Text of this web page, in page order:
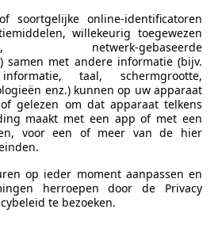
Benzine
Geel
kleur
GEEL/
1 Active Electric motor -
betrouwbare, elektrische
is de perfecte keuze. Met slechts
soortgelijke online-identificatoren
willekeurig toegewezen
netwerk-gebaseerde
samen met andere informatie (bijv.
taal, schermgrootte,
enz.) kunnen op uw apparaat
gelezen om dat apparaat telkens
maakt met een app of met een
voor een of meer van de hier
op ieder moment aanpassen en
herroepen door de Privacy
te bezoeken.